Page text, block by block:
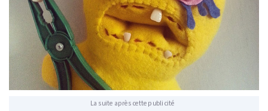
La suite après cette publicité